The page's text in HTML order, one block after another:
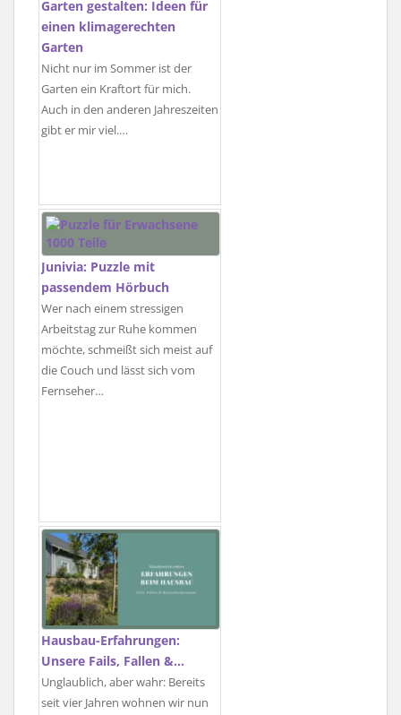
Garten gestalten: Ideen für
einen klimagerechten
Garten
Nicht nur im Sommer ist der
Garten ein Kraftort für mich.
Auch in den anderen Jahreszeiten
gibt er mir viel.…
Junivia: Puzzle mit
passendem Hörbuch
Wer nach einem stressigen
Arbeitstag zur Ruhe kommen
möchte, schmeißt sich meist auf
die Couch und lässt sich vom
Fernseher…
Hausbau-Erfahrungen:
Unsere Fails, Fallen &…
Unglaublich, aber wahr: Bereits
seit vier Jahren wohnen wir nun